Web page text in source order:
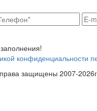
конфиденциальности
защищены 2007-